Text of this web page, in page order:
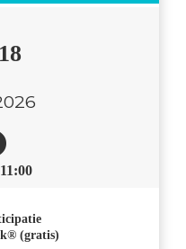
(gratis)